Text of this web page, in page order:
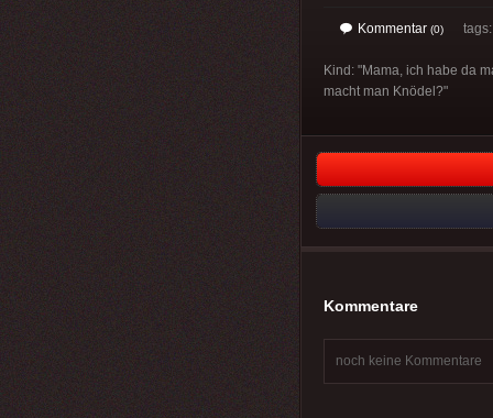
Kommentar (0)
Kind: "Mama, ich habe da
macht man Knödel?"
Kommentare
noch keine Kommentare